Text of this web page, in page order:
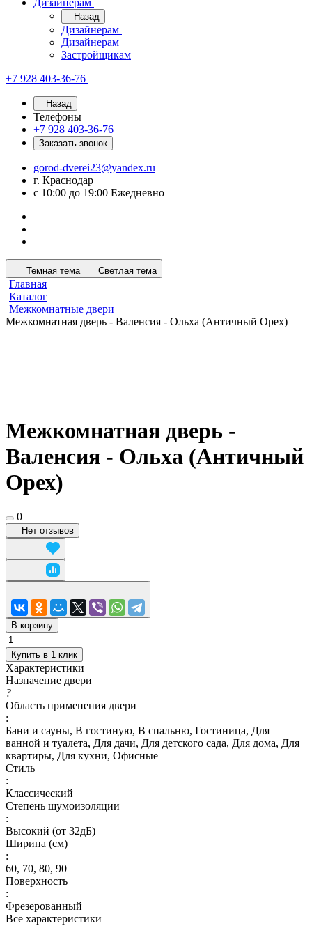
Дизайнерам
Назад
Дизайнерам
Дизайнерам
Застройщикам
+7 928 403-36-76
Назад
Телефоны
+7 928 403-36-76
Заказать звонок
gorod-dverei23@yandex.ru
г. Краснодар
с 10:00 до 19:00 Ежедневно
Темная тема Светлая тема
Главная
Каталог
Межкомнатные двери
Межкомнатная дверь - Валенсия - Ольха (Античный Орех)
Межкомнатная дверь -
Валенсия - Ольха (Античный
Орех)
0
Нет отзывов
В корзину
Купить в 1 клик
Характеристики
Назначение двери
?
Область применения двери
:
Бани и сауны, В гостиную, В спальню, Гостиница, Для
ванной и туалета, Для дачи, Для детского сада, Для дома, Для
квартиры, Для кухни, Офисные
Стиль
:
Классический
Степень шумоизоляции
:
Высокий (от 32дБ)
Ширина (см)
:
60, 70, 80, 90
Поверхность
:
Фрезерованный
Все характеристики